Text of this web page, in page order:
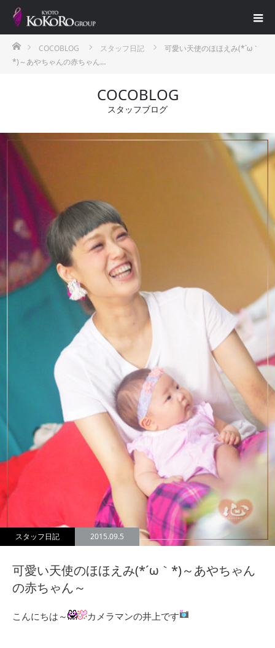
ホームCOCOBLOG スタッフ日記
可愛い天使のほほえみ(*´ω｀
*)～あやちゃんの赤ちゃん…
COCOBLOG
スタッフブログ
スタッフ日記 2015.09.5
可愛い天使のほほえみ(*´ω｀*)～あやちゃん
の赤ちゃん～
こんにちは～ カメラマンの井上です